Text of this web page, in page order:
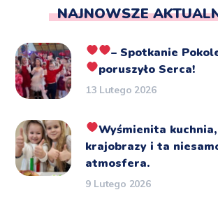
NAJNOWSZE
– Spotkanie
poruszyło Serca!
13 Lutego 2026
Wyśmienita
krajobrazy i ta
atmosfera.
9 Lutego 2026